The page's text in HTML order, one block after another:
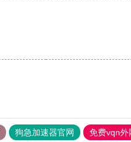
狗急加速器官网 免费vqn外